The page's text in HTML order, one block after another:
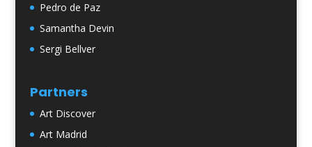
Pedro de Paz
Samantha Devin
Sergi Bellver
Partners
Art Discover
Art Madrid